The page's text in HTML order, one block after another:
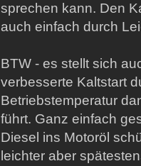
sprechen kann. Den
auch einfach durch
BTW - es stellt sich
verbesserte Kaltstart
Betriebstemperatur
führt. Ganz einfach
Diesel ins Motoröl
leichter aber